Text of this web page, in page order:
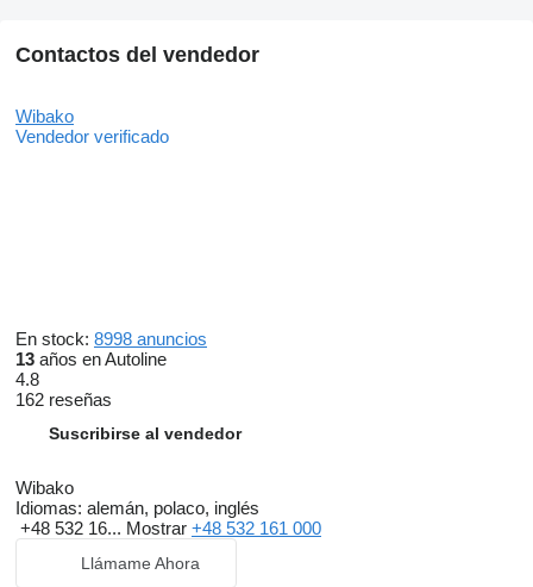
Contactos del vendedor
Wibako
Vendedor verificado
En stock: 8998 anuncios
13 años en Autoline
4.8
162 reseñas
Suscribirse al vendedor
Wibako
Idiomas: alemán, polaco, inglés
+48 532 16... Mostrar +48 532 161 000
Llámame Ahora